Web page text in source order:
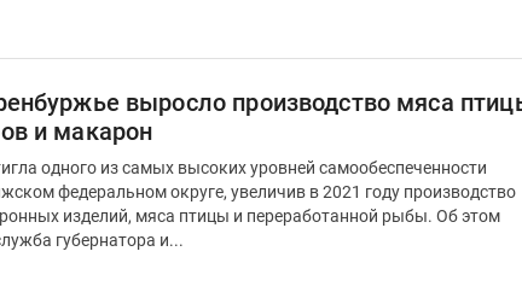
выросло производство мяса
и макарон
одного из самых высоких уровней самообеспеченности
федеральном округе, увеличив в 2021 году производство
изделий, мяса птицы и переработанной рыбы. Об этом
губернатора и...